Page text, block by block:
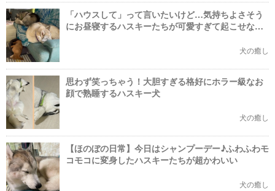
「ハウスして」って言いたいけど…気持ちよさそう
にお昼寝するハスキーたちが可愛すぎて起こせな
犬の癒し
思わず笑っちゃう！大胆すぎる格好にホラー級なお
顔で熟睡するハスキー犬
犬の癒し
【ほのぼの日常】今日はシャンプーデー♪ふわふわモ
コモコに変身したハスキーたちが超かわいい
犬の癒し